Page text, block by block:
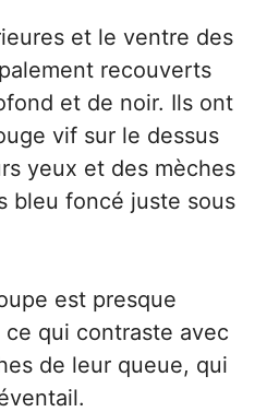
et le ventre des
recouverts
et de noir. Ils ont
vif sur le dessus
yeux et des mèches
bleu foncé juste sous
est presque
qui contraste avec
de leur queue, qui